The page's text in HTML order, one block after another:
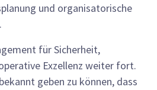
und organisatorische
für Sicherheit,
Exzellenz weiter fort.
geben zu können, dass